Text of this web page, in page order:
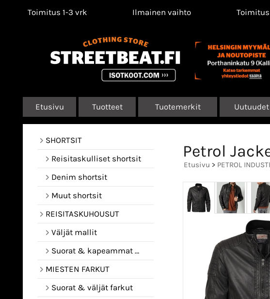
Toimitus 1-3 vrk Ilmainen vaihto
Etusivu Tuotteet Tuotemerkit Uutuudet
SHORTSIT
Reisitaskulliset shortsit
Denim shortsit
Muut shortsit
REISITASKUHOUSUT
Väljät mallit
Suorat & kapeammat mallit
MIESTEN FARKUT
Suorat & väljät farkut
Petrol
Etusivu > PETROL